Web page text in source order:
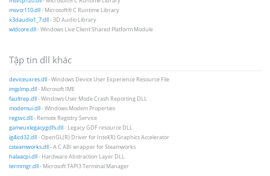
msvcr110.dll- Microsoft® C Runtime Library
x3daudio1_7.dll- 3D Audio Library
wldcore.dll- Windows Live Client Shared Platform Module
Tập tin dll khác
deviceuxres.dll- Windows Device User Experience Resource File
imjplmp.dll- Microsoft IME
faultrep.dll- Windows User Mode Crash Reporting DLL
modemui.dll- Windows Modem Properties
regsvc.dll- Remote Registry Service
gameuxlegacygdfs.dll- Legacy GDF resource DLL
ig4icd32.dll- OpenGL(R) Driver for Intel(R) Graphics Accelerator
csteamworks.dll- A C ABI wrapper for Steamworks
halaacpi.dll- Hardware Abstraction Layer DLL
termmgr.dll- Microsoft TAPI3 Terminal Manager